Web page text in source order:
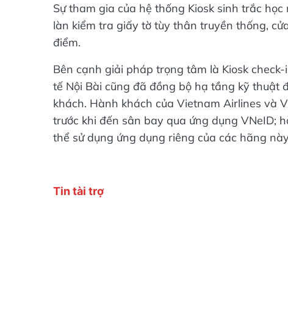
Sự tham gia của hệ thống Kiosk sinh trắc
làn kiểm tra giấy tờ tùy thân truyền thống,
điểm.
Bên cạnh giải pháp trọng tâm là Kiosk
tế Nội Bài cũng đã đồng bộ hạ tầng kỹ thuật
khách. Hành khách của Vietnam Airlines và
trước khi đến sân bay qua ứng dụng VNeID;
thể sử dụng ứng dụng riêng của các hãng